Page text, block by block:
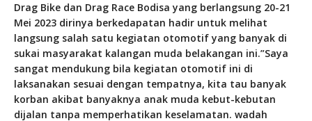
Drag Bike dan Drag Race Bodisa yang berlangsung 20-21
Mei 2023 dirinya berkedapatan hadir untuk melihat
langsung salah satu kegiatan otomotif yang banyak di
sukai masyarakat kalangan muda belakangan ini.”Saya
sangat mendukung bila kegiatan otomotif ini di
laksanakan sesuai dengan tempatnya, kita tau banyak
korban akibat banyaknya anak muda kebut-kebutan
dijalan tanpa memperhatikan keselamatan. wadah